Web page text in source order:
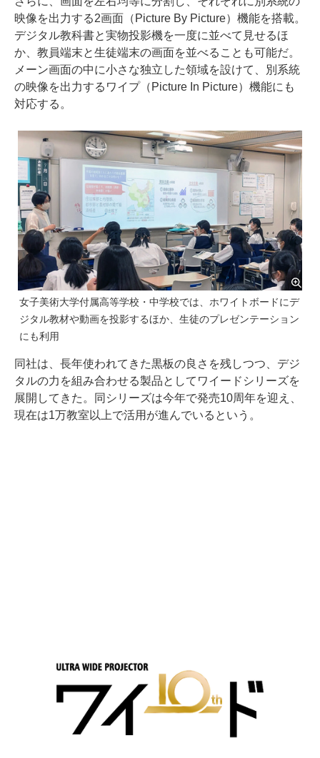
映像を出力する2画面（Picture By Picture）機能を搭載。
デジタル教科書と実物投影機を一度に並べて見せるほ
か、教員端末と生徒端末の画面を並べることも可能だ。
メーン画面の中に小さな独立した領域を設けて、別系統
の映像を出力するワイプ（Picture In Picture）機能にも
対応する。
女子美術大学付属高等学校・中学校では、ホワイトボードにデ
ジタル教材や動画を投影するほか、生徒のプレゼンテーション
にも利用
同社は、長年使われてきた黒板の良さを残しつつ、デジ
タルの力を組み合わせる製品としてワイードシリーズを
展開してきた。同シリーズは今年で発売10周年を迎え、
現在は1万教室以上で活用が進んでいるという。